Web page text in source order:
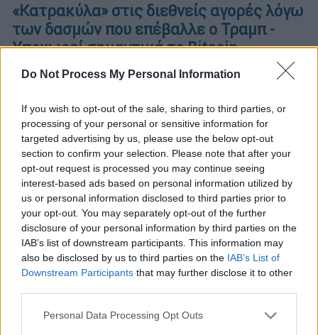
Do Not Process My Personal Information
If you wish to opt-out of the sale, sharing to third parties, or
processing of your personal or sensitive information for
targeted advertising by us, please use the below opt-out
section to confirm your selection. Please note that after your
opt-out request is processed you may continue seeing
interest-based ads based on personal information utilized by
us or personal information disclosed to third parties prior to
your opt-out. You may separately opt-out of the further
disclosure of your personal information by third parties on the
IAB’s list of downstream participants. This information may
also be disclosed by us to third parties on the IAB’s List of
Downstream Participants that may further disclose it to other
Please note that this website/app uses one or more Google
Personal Data Processing Opt Outs
«Κατρακύλα» στις διεθνείς αγορές λόγω
των δασμών που επέβαλλε ο Τραμπ -
Υποχωρεί σημαντικά το Bitcoin
Μεγάλη άνοδο καταγράφει το πετρέλαιο